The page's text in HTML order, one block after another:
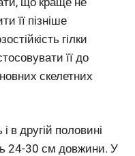
її пізніше
гілки
її до
скелетних
другій половині
24-30 см довжини. У